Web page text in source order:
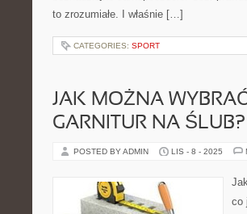
to zrozumiałe. I właśnie […]
CATEGORIES: SPORT
JAK MOŻNA
GARNITUR NA ŚLUB?
POSTED BY ADMIN LIS - 8 - 2025
co